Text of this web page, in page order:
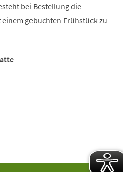
bei Bestellung die
gebuchten Frühstück zu